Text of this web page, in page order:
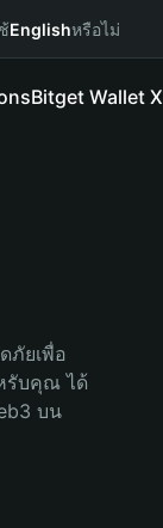
Englishหรือไม่
Bitget Wallet X
ภัยเพื่อ
รับคุณ ได้
บน